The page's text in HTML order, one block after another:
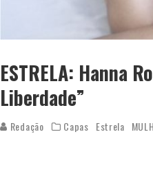
ESTRELA: Hanna
Liberdade”
Redação Capas Estrela